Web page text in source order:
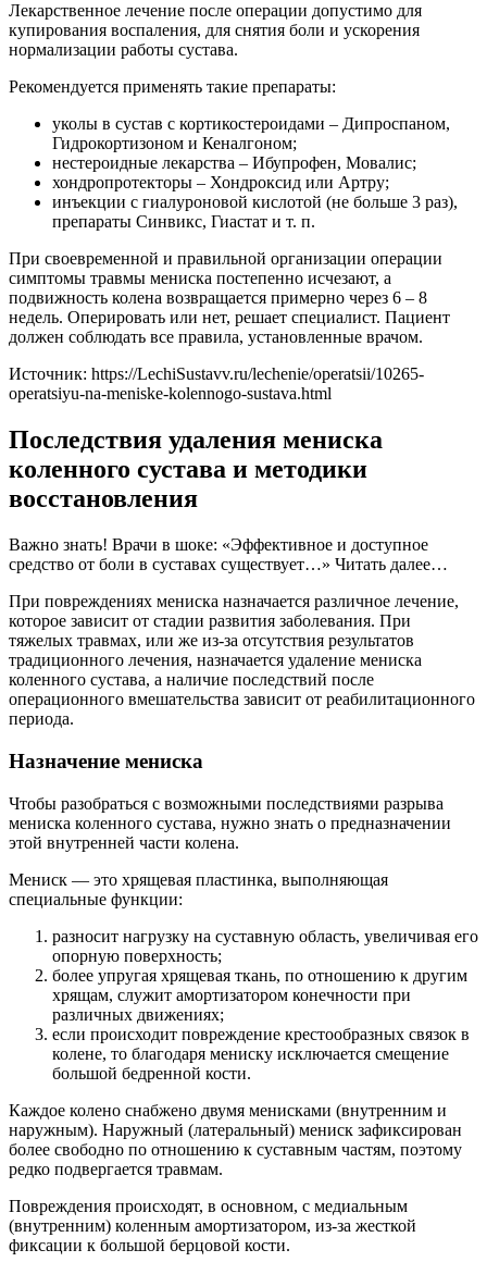
Лекарственное лечение после операции допустимо для
купирования воспаления, для снятия боли и ускорения
нормализации работы сустава.
Рекомендуется применять такие препараты:
уколы в сустав с кортикостероидами – Дипроспаном,
Гидрокортизоном и Кеналгоном;
нестероидные лекарства – Ибупрофен, Мовалис;
хондропротекторы – Хондроксид или Артру;
инъекции с гиалуроновой кислотой (не больше 3 раз),
препараты Синвикс, Гиастат и т. п.
При своевременной и правильной организации операции
симптомы травмы мениска постепенно исчезают, а
подвижность колена возвращается примерно через 6 – 8
недель. Оперировать или нет, решает специалист. Пациент
должен соблюдать все правила, установленные врачом.
Источник: https://LechiSustavv.ru/lechenie/operatsii/10265-
operatsiyu-na-meniske-kolennogo-sustava.html
Последствия удаления мениска
коленного сустава и методики
восстановления
Важно знать! Врачи в шоке: «Эффективное и доступное
средство от боли в суставах существует…» Читать далее…
При повреждениях мениска назначается различное лечение,
которое зависит от стадии развития заболевания. При
тяжелых травмах, или же из-за отсутствия результатов
традиционного лечения, назначается удаление мениска
коленного сустава, а наличие последствий после
операционного вмешательства зависит от реабилитационного
периода.
Назначение мениска
Чтобы разобраться с возможными последствиями разрыва
мениска коленного сустава, нужно знать о предназначении
этой внутренней части колена.
Мениск — это хрящевая пластинка, выполняющая
специальные функции:
разносит нагрузку на суставную область, увеличивая его
опорную поверхность;
более упругая хрящевая ткань, по отношению к другим
хрящам, служит амортизатором конечности при
различных движениях;
если происходит повреждение крестообразных связок в
колене, то благодаря мениску исключается смещение
большой бедренной кости.
Каждое колено снабжено двумя менисками (внутренним и
наружным). Наружный (латеральный) мениск зафиксирован
более свободно по отношению к суставным частям, поэтому
редко подвергается травмам.
Повреждения происходят, в основном, с медиальным
(внутренним) коленным амортизатором, из-за жесткой
фиксации к большой берцовой кости.